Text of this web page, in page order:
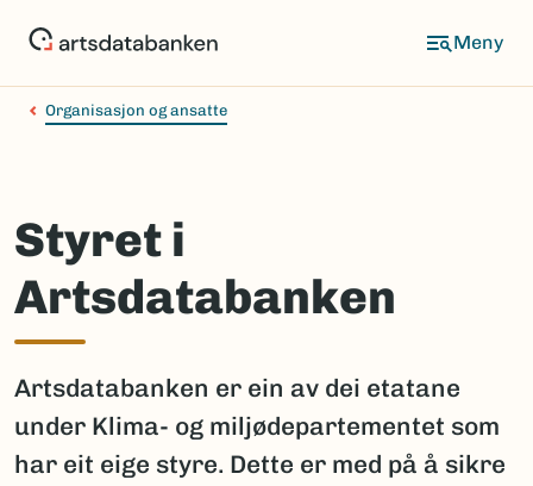
Organisasjon og ansatte
Styret i
Artsdatabanken
Artsdatabanken er ein av dei etatane
under Klima- og miljødepartementet som
har eit eige styre. Dette er med på å sikre